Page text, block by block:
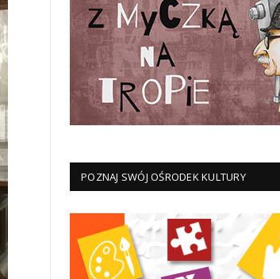
POZNAJ SWÓJ OŚRODEK KULTURY